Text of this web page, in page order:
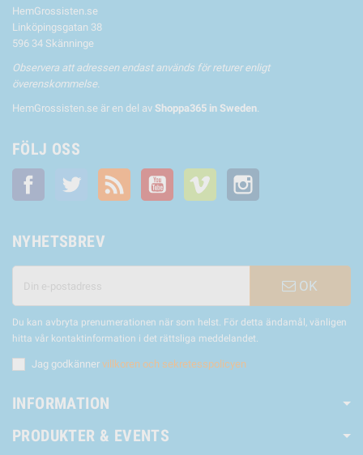
HemGrossisten.se
Linköpingsgatan 38
596 34 Skänninge
Observera att adressen endast används för returer enligt
överenskommelse.
HemGrossisten.se är en del av Shoppa365 in Sweden.
FÖLJ OSS
Facebook Twitter RSS YouTube Vimeo
NYHETSBREV
OK
Du kan avbryta prenumerationen när som helst. För detta ändamål, vänligen
hitta vår kontaktinformation i det rättsliga meddelandet.
Jag godkänner villkoren och sekretesspolicyen
INFORMATION
PRODUKTER & EVENTS